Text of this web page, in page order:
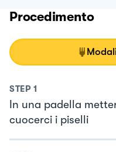
Procedimento
STEP 1
In una padella
cuocerci i piselli